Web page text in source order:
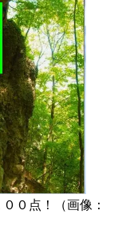
０点！（画像：